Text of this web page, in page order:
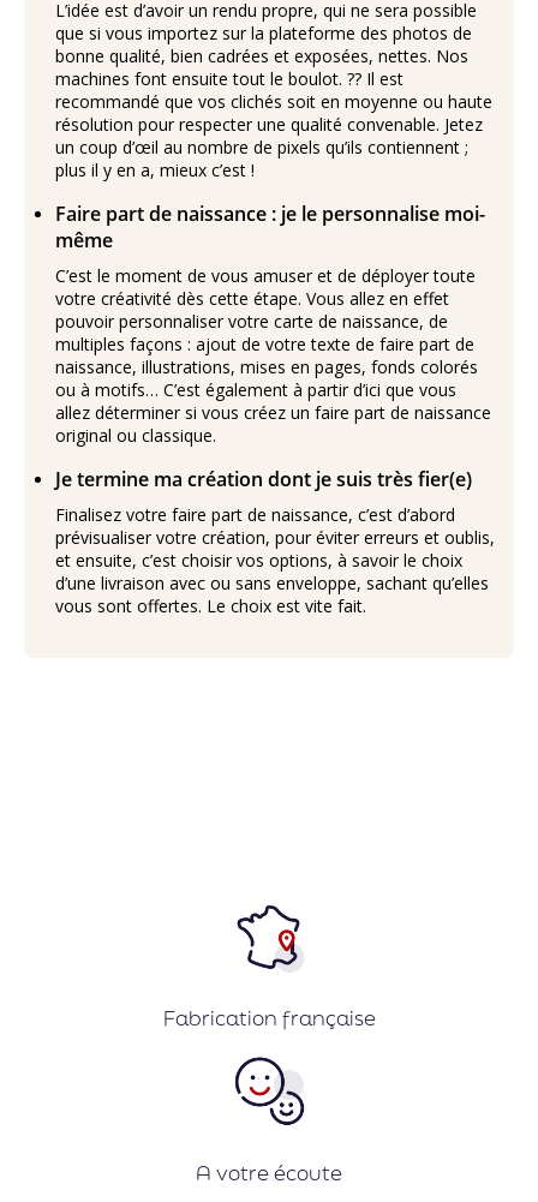
L’idée est d’avoir un rendu propre, qui ne sera possible
que si vous importez sur la plateforme des photos de
bonne qualité, bien cadrées et exposées, nettes. Nos
machines font ensuite tout le boulot. ?? Il est
recommandé que vos clichés soit en moyenne ou haute
résolution pour respecter une qualité convenable. Jetez
un coup d’œil au nombre de pixels qu’ils contiennent ;
plus il y en a, mieux c’est !
Faire part de naissance : je le personnalise moi-
même
C’est le moment de vous amuser et de déployer toute
votre créativité dès cette étape. Vous allez en effet
pouvoir personnaliser votre carte de naissance, de
multiples façons : ajout de votre texte de faire part de
naissance, illustrations, mises en pages, fonds colorés
ou à motifs… C’est également à partir d’ici que vous
allez déterminer si vous créez un faire part de naissance
original ou classique.
Je termine ma création dont je suis très fier(e)
Finalisez votre faire part de naissance, c’est d’abord
prévisualiser votre création, pour éviter erreurs et oublis,
et ensuite, c’est choisir vos options, à savoir le choix
d’une livraison avec ou sans enveloppe, sachant qu’elles
vous sont offertes. Le choix est vite fait.
Fabrication française
A votre écoute